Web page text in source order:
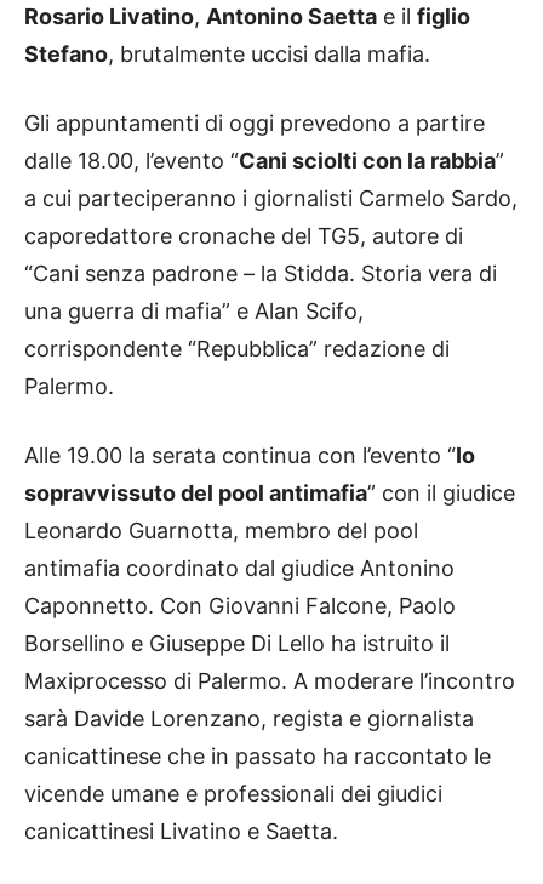
Rosario Livatino, Antonino Saetta e il figlio
Stefano, brutalmente uccisi dalla mafia.
Gli appuntamenti di oggi prevedono a partire
dalle 18.00, l’evento “Cani sciolti con la rabbia”
a cui parteciperanno i giornalisti Carmelo Sardo,
caporedattore cronache del TG5, autore di
“Cani senza padrone – la Stidda. Storia vera di
una guerra di mafia” e Alan Scifo,
corrispondente “Repubblica” redazione di
Palermo.
Alle 19.00 la serata continua con l’evento “Io
sopravvissuto del pool antimafia” con il giudice
Leonardo Guarnotta, membro del pool
antimafia coordinato dal giudice Antonino
Caponnetto. Con Giovanni Falcone, Paolo
Borsellino e Giuseppe Di Lello ha istruito il
Maxiprocesso di Palermo. A moderare l’incontro
sarà Davide Lorenzano, regista e giornalista
canicattinese che in passato ha raccontato le
vicende umane e professionali dei giudici
canicattinesi Livatino e Saetta.